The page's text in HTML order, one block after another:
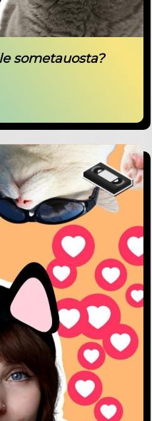
sometauosta?